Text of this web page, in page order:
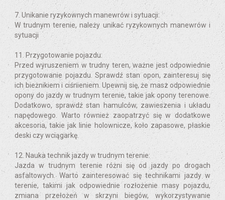
7. Unikanie ryzykownych manewrów i sytuacji:
W trudnym terenie, należy unikać ryzykownych manewrów i
sytuacji
11. Przygotowanie pojazdu:
Przed wyruszeniem w trudny teren, ważne jest odpowiednie
przygotowanie pojazdu. Sprawdź stan opon, zainteresuj się
ich bieżnikiem i ciśnieniem. Upewnij się, że masz odpowiednie
opony do jazdy w trudnym terenie, takie jak opony terenowe.
Dodatkowo, sprawdź stan hamulców, zawieszenia i układu
napędowego. Warto również zaopatrzyć się w dodatkowe
akcesoria, takie jak linie holownicze, koło zapasowe, płaskie
deski czy wciągarkę.
12. Nauka technik jazdy w trudnym terenie:
Jazda w trudnym terenie różni się od jazdy po drogach
asfaltowych. Warto zainteresować się technikami jazdy w
terenie, takimi jak odpowiednie rozłożenie masy pojazdu,
zmiana przełożeń w skrzyni biegów, wykorzystywanie